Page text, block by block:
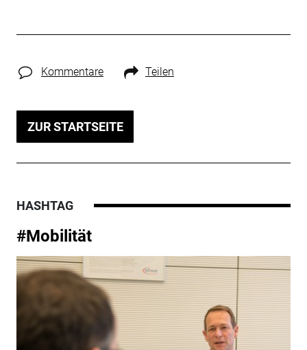
Kommentare Teilen
ZUR STARTSEITE
HASHTAG
#Mobilität